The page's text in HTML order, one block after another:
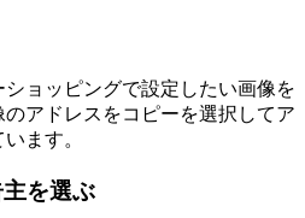
ョッピングで設定したい画像を
アドレスをコピーを選択してア
ます。
を選ぶ